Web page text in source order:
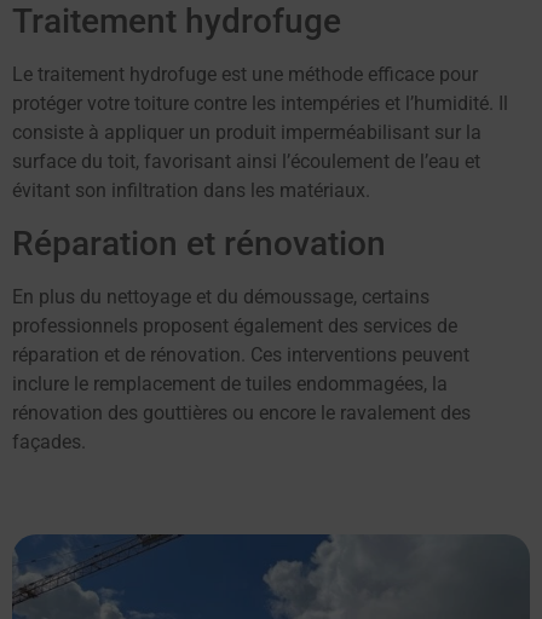
Traitement hydrofuge
Le traitement hydrofuge est une méthode efficace pour
protéger votre toiture contre les intempéries et l’humidité. Il
consiste à appliquer un produit imperméabilisant sur la
surface du toit, favorisant ainsi l’écoulement de l’eau et
évitant son infiltration dans les matériaux.
Réparation et rénovation
En plus du nettoyage et du démoussage, certains
professionnels proposent également des services de
réparation et de rénovation. Ces interventions peuvent
inclure le remplacement de tuiles endommagées, la
rénovation des gouttières ou encore le ravalement des
façades.